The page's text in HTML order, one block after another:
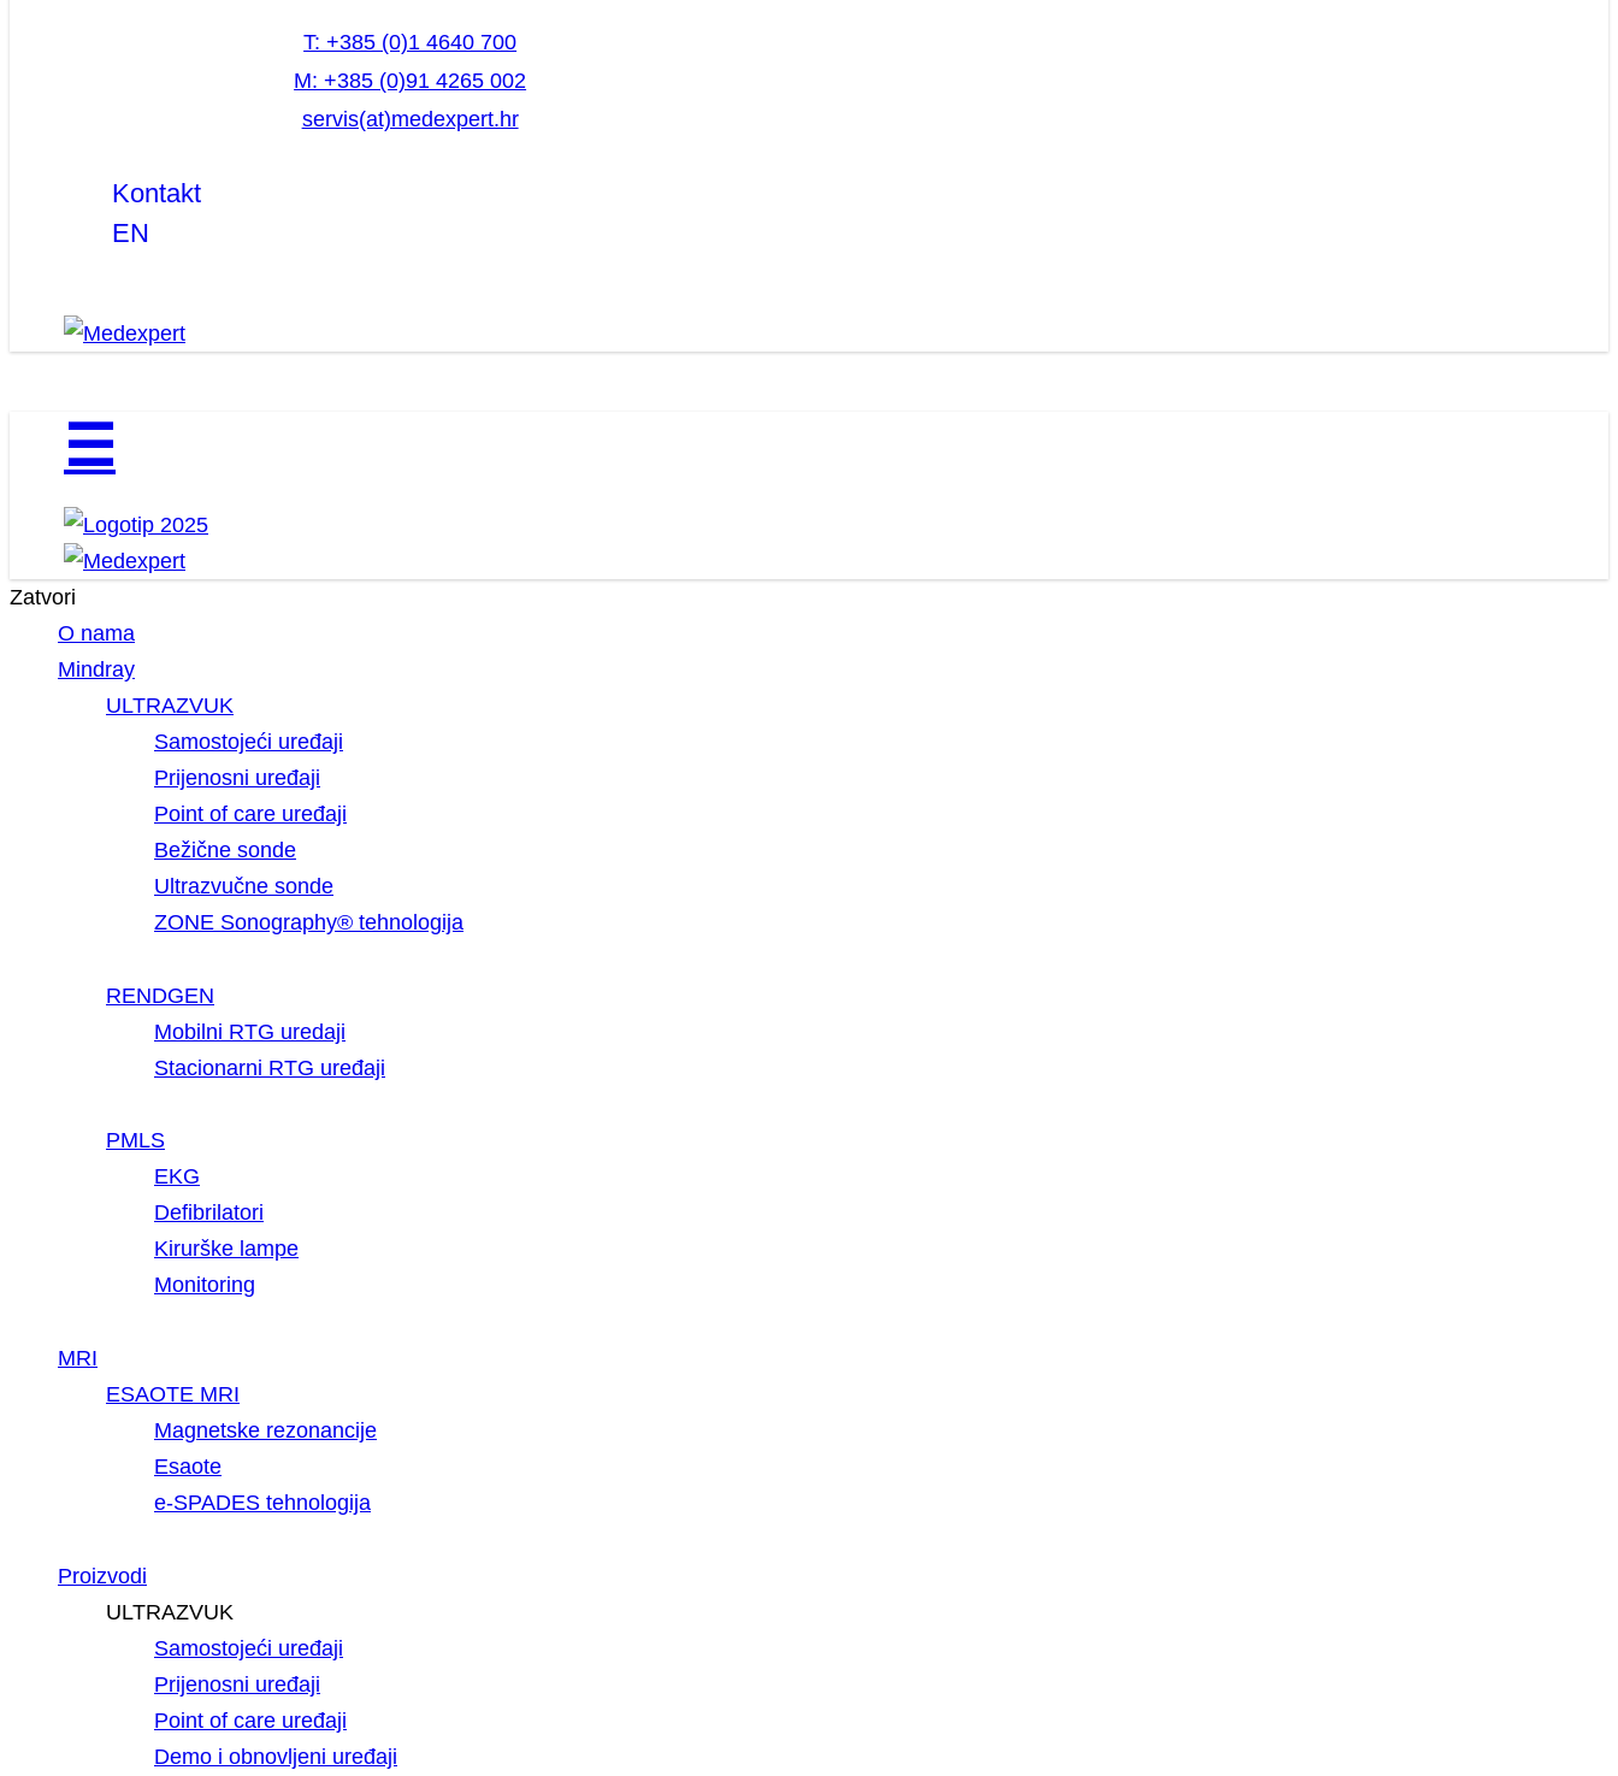
T: +385 (0)1 4640 700
M: +385 (0)91 4265 002
servis(at)medexpert.hr
Kontakt
EN
☰
Zatvori
O nama
Mindray
ULTRAZVUK
Samostojeći uređaji
Prijenosni uređaji
Point of care uređaji
Bežične sonde
Ultrazvučne sonde
ZONE Sonography® tehnologija
RENDGEN
Mobilni RTG uredaji
Stacionarni RTG uređaji
PMLS
EKG
Defibrilatori
Kirurške lampe
Monitoring
MRI
ESAOTE MRI
Magnetske rezonancije
Esaote
e-SPADES tehnologija
Proizvodi
ULTRAZVUK
Samostojeći uređaji
Prijenosni uređaji
Point of care uređaji
Demo i obnovljeni uređaji